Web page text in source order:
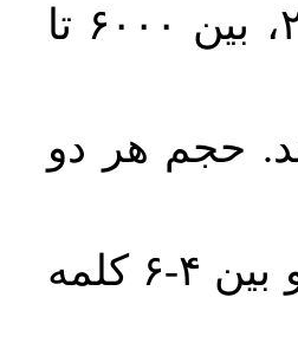
حجم کل مقاله با احتساب تمام بخش‌های مذکور در بند ۲، بین ۶۰۰۰ تا
حجم هر دو
واژگان کلیدی بلافاصله پس از چکیده فارسی و انگلیسی و بین ۴-۶ کلمه